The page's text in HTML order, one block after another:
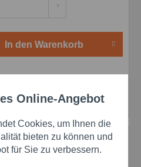
In den Warenkorb
(schwarz)
Aktiv
Aktiv
Online-Angebot
Cookies, um Ihnen die
bieten zu können und
für Sie zu verbessern.